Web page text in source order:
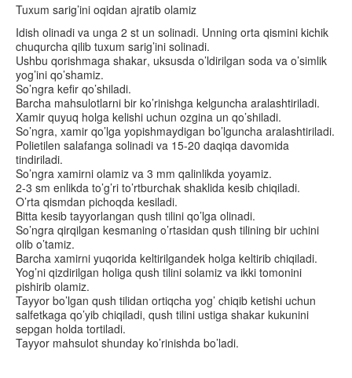
Tuxum sarig’ini oqidan ajratib olamiz
Idish olinadi va unga 2 st un solinadi. Unning orta qismini kichik
chuqurcha qilib tuxum sarig’ini solinadi.
Ushbu qorishmaga shakar, uksusda o’ldirilgan soda va o’simlik
yog’ini qo’shamiz.
So’ngra kefir qo’shiladi.
Barcha mahsulotlarni bir ko’rinishga kelguncha aralashtiriladi.
Xamir quyuq holga kelishi uchun ozgina un qo’shiladi.
So’ngra, xamir qo’lga yopishmaydigan bo’lguncha aralashtiriladi.
Polietilen salafanga solinadi va 15-20 daqiqa davomida
tindiriladi.
So’ngra xamirni olamiz va 3 mm qalinlikda yoyamiz.
2-3 sm enlikda to’g’ri to’rtburchak shaklida kesib chiqiladi.
O’rta qismdan pichoqda kesiladi.
Bitta kesib tayyorlangan qush tilini qo’lga olinadi.
So’ngra qirqilgan kesmaning o’rtasidan qush tilining bir uchini
olib o’tamiz.
Barcha xamirni yuqorida keltirilgandek holga keltirib chiqiladi.
Yog’ni qizdirilgan holiga qush tilini solamiz va ikki tomonini
pishirib olamiz.
Tayyor bo’lgan qush tilidan ortiqcha yog’ chiqib ketishi uchun
salfetkaga qo’yib chiqiladi, qush tilini ustiga shakar kukunini
sepgan holda tortiladi.
Tayyor mahsulot shunday ko’rinishda bo’ladi.